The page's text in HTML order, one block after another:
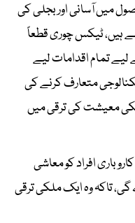
میں آسانی اور بجلی کی
ہیں، ٹیکس چوری قطعاً
تمام اقدامات لیے
متعارف کرنے کی
معیشت کی ترقی میں
افراد کو معاشی
تاکہ وہ ایک ملکی ترقی